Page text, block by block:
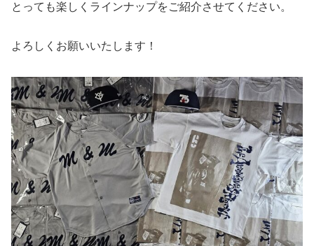
とっても楽しくラインナップをご紹介させてください。
よろしくお願いいたします！